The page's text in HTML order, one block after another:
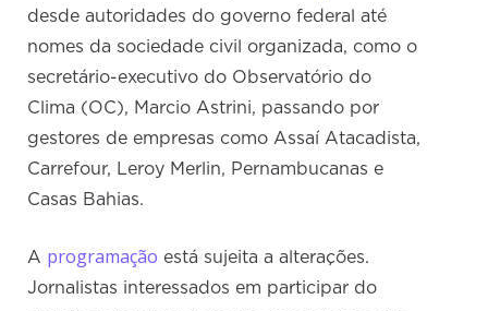
desde autoridades do governo federal até
nomes da sociedade civil organizada, como o
secretário-executivo do Observatório do
Clima (OC), Marcio Astrini, passando por
gestores de empresas como Assaí Atacadista,
Carrefour, Leroy Merlin, Pernambucanas e
Casas Bahias.
A programação está sujeita a alterações.
Jornalistas interessados em participar do